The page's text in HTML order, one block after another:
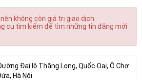
nên không còn giá trị giao dịch.
cụ tìm kiếm để tìm những tin đăng mới
Đại lộ Thăng Long, Quốc Oai, Ô Chợ
Hà Nội